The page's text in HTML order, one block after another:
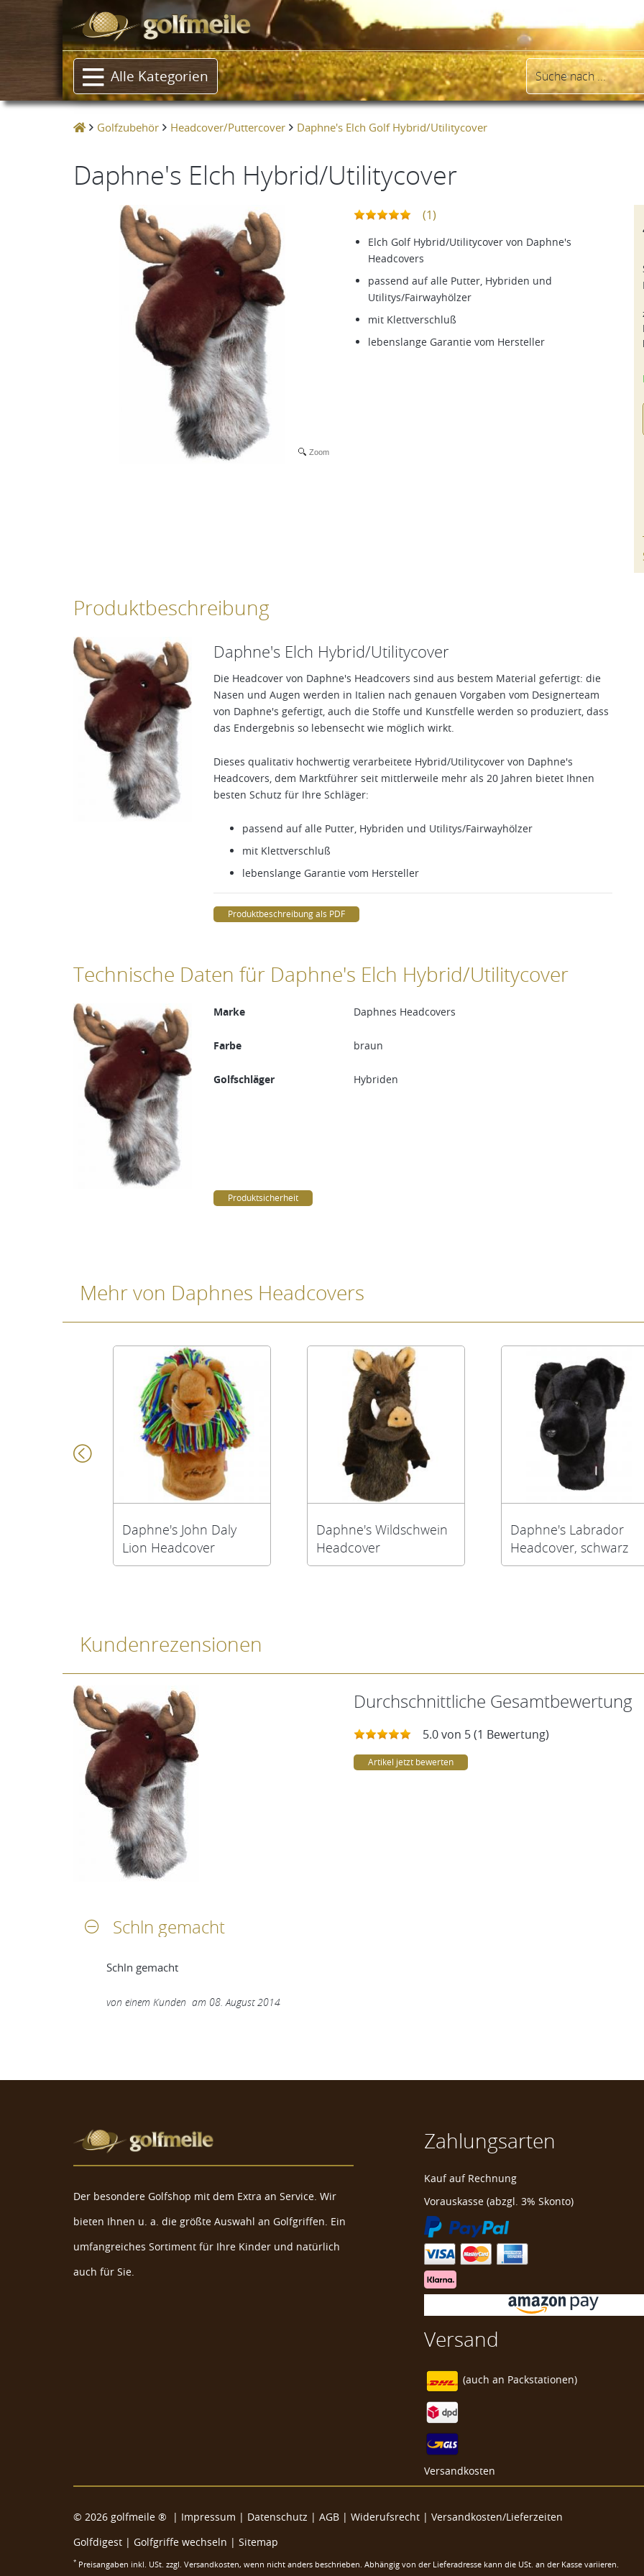
Alle Kategorien
Golfzubehör Headcover/Puttercover Daphne's Elch Golf Hybrid/Utilitycover
Daphne's Elch Hybrid/Utilitycover
Zoom
(1)
Elch Golf Hybrid/Utilitycover von Daphne's
Headcovers
passend auf alle Putter, Hybriden und
Utilitys/Fairwayhölzer
mit Klettverschluß
lebenslange Garantie vom Hersteller
Produktbeschreibung
Daphne's Elch Hybrid/Utilitycover
Die Headcover von Daphne's Headcovers sind aus bestem Material gefertigt: die
Nasen und Augen werden in Italien nach genauen Vorgaben vom Designerteam
von Daphne's gefertigt, auch die Stoffe und Kunstfelle werden so produziert, dass
das Endergebnis so lebensecht wie möglich wirkt.
Dieses qualitativ hochwertig verarbeitete Hybrid/Utilitycover von Daphne's
Headcovers, dem Marktführer seit mittlerweile mehr als 20 Jahren bietet Ihnen
besten Schutz für Ihre Schläger:
passend auf alle Putter, Hybriden und Utilitys/Fairwayhölzer
mit Klettverschluß
lebenslange Garantie vom Hersteller
Produktbeschreibung als PDF
Technische Daten für Daphne's Elch Hybrid/Utilitycover
Marke Daphnes Headcovers
Farbe braun
Golfschläger Hybriden
Produktsicherheit
Mehr von Daphnes Headcovers
Daphne's John Daly
Lion Headcover
Daphne's Wildschwein
Headcover
Daphne's Labrador
Headcover, schwarz
Kundenrezensionen
Durchschnittliche Gesamtbewertung
5.0 von 5 (1 Bewertung)
Artikel jetzt bewerten
Schln gemacht
Schln gemacht
von einem Kunden am 08. August 2014
Der besondere Golfshop mit dem Extra an Service. Wir
bieten Ihnen u. a. die größte Auswahl an Golfgriffen. Ein
umfangreiches Sortiment für Ihre Kinder und natürlich
auch für Sie.
Moose Hybrid Headcover
Moose Utility Headcover
Moose Fairway Headcover
Zahlungsarten
Kauf auf Rechnung
Vorauskasse (abzgl. 3% Skonto)
Versand
(auch an Packstationen)
Versandkosten
© 2026 golfmeile ® | Impressum | Datenschutz | AGB | Widerufsrecht | Versandkosten/Lieferzeiten
Golfdigest | Golfgriffe wechseln | Sitemap
* Preisangaben inkl. USt. zzgl. Versandkosten, wenn nicht anders beschrieben. Abhängig von der Lieferadresse kann die USt. an der Kasse variieren.